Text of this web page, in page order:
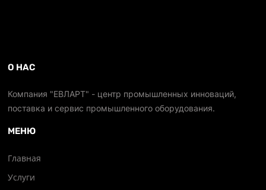
О НАС
Компания "ЕВЛАРТ" - центр промышленных инноваций,
поставка и сервис промышленного оборудования.
МЕНЮ
Главная
Услуги